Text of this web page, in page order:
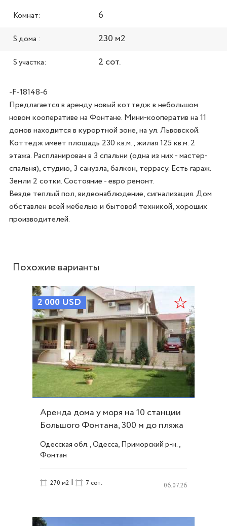
Комнат: 6
S дома : 230 м2
S участка: 2 сот.
-F-18148-6
Предлагается в аренду новый коттедж в небольшом
новом кооперативе на Фонтане. Мини-кооператив на 11
домов находится в курортной зоне, на ул. Львовской.
Коттедж имеет площадь 230 кв.м., жилая 125 кв.м. 2
этажа. Распланирован в 3 спальни (одна из них - мастер-
спальня), студию, 3 санузла, балкон, террасу. Есть гараж.
Земли 2 сотки. Состояние - евро ремонт.
Везде теплый пол, видеонаблюдение, сигнализация. Дом
обставлен всей мебелью и бытовой техникой, хороших
производителей.
Похожие варианты
2 000 USD
Аренда дома у моря на 10 станции
Большого Фонтана, 300 м до пляжа
ID 51499
Одесская обл., Одесса, Приморский р-н.,
Фонтан
270 м2 | 7 сот. 06.07.26